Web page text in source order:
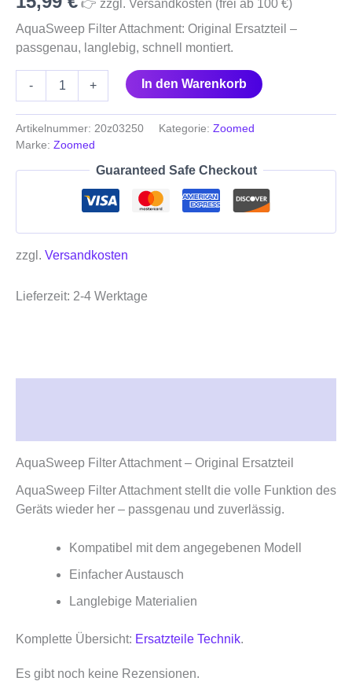
👉 zzgl. Versandkosten (frei ab 100 €)
AquaSweep Filter Attachment: Original Ersatzteil –
passgenau, langlebig, schnell montiert.
- + In den Warenkorb
Artikelnummer: 20z03250 Kategorie: Zoomed
Marke: Zoomed
Guaranteed Safe Checkout
zzgl. Versandkosten
Lieferzeit: 2-4 Werktage
AquaSweep Filter Attachment – Original Ersatzteil
AquaSweep Filter Attachment stellt die volle Funktion des
Geräts wieder her – passgenau und zuverlässig.
Kompatibel mit dem angegebenen Modell
Einfacher Austausch
Langlebige Materialien
Komplette Übersicht: Ersatzteile Technik.
Es gibt noch keine Rezensionen.